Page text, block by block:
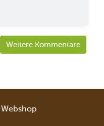
Weitere Kommentare